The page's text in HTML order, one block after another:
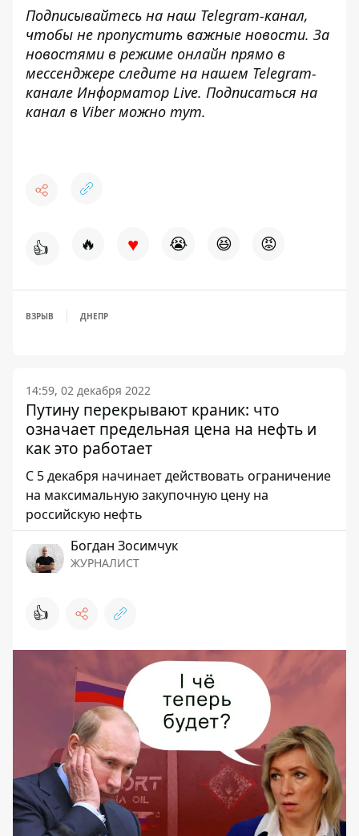
Подписывайтесь на наш Telegram-канал,
чтобы не пропустить важные новости. За
новостями в режиме онлайн прямо в
мессенджере следите на нашем Telegram-
канале Информатор Live. Подписаться на
канал в Viber можно тут.
👍 🔥 ♥ 😭 😆 😡
ВЗРЫВ ДНЕПР
14:59, 02 декабря 2022
Путину перекрывают краник: что
означает предельная цена на нефть и
как это работает
С 5 декабря начинает действовать ограничение
на максимальную закупочную цену на
российскую нефть
Богдан Зосимчук
ЖУРНАЛИСТ
👍